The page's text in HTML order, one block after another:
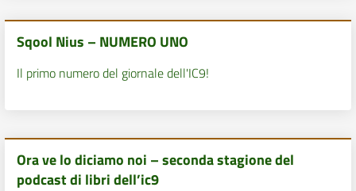
Sqool Nius – NUMERO UNO
Il primo numero del giornale dell'IC9!
Ora ve lo diciamo noi – seconda stagione del
podcast di libri dell’ic9